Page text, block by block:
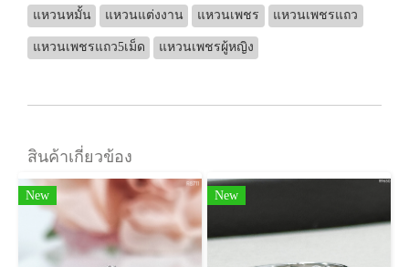
แหวนหมั้น แหวนแต่งงาน แหวนเพชร แหวนเพชรแถว
แหวนเพชรแถว5เม็ด แหวนเพชรผู้หญิง
สินค้าเกี่ยวข้อง
New New